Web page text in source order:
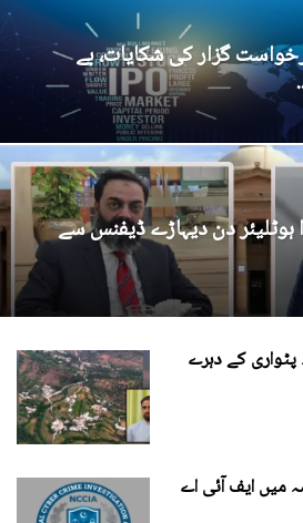
گزار کی شکایات، بے
دن دیہاڑے ڈیفنس سے
کے دہرے
میں ایف آئی اے